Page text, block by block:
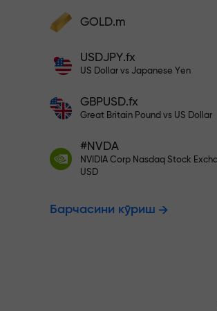
Ҳисобни тўлдиринг ва
бонус олинг. X1000
қанча катта бўлса,
Ҳисобингизни $333
Рисксиз
X1000
GOLD.m
USDJPY.fx
US Dollar vs Japanese Yen
GBPUSD.fx
Great Britain Pound vs US Dollar
#NVDA
NVIDIA Corp Nasdaq Stock
USD
Барчасини кўриш